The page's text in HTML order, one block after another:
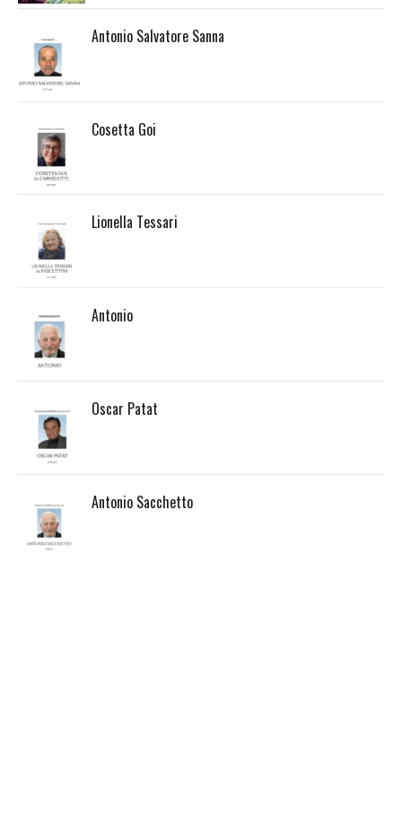
Antonio Salvatore Sanna
Cosetta Goi
Lionella Tessari
Antonio
Oscar Patat
Antonio Sacchetto